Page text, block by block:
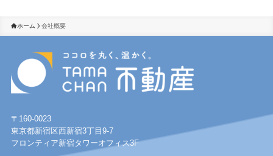
ホーム 会社概要
〒160-0023
東京都新宿区西新宿3丁目9-7
フロンティア新宿タワーオフィス3F